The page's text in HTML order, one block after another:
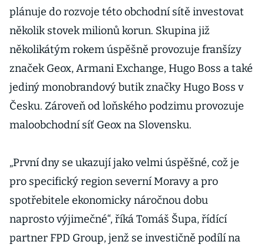
plánuje do rozvoje této obchodní sítě investovat
několik stovek milionů korun. Skupina již
několikátým rokem úspěšně provozuje franšízy
značek Geox, Armani Exchange, Hugo Boss a také
jediný monobrandový butik značky Hugo Boss v
Česku. Zároveň od loňského podzimu provozuje
maloobchodní síť Geox na Slovensku.
„První dny se ukazují jako velmi úspěšné, což je
pro specifický region severní Moravy a pro
spotřebitele ekonomicky náročnou dobu
naprosto výjimečné“, říká Tomáš Šupa, řídící
partner FPD Group, jenž se investičně podílí na